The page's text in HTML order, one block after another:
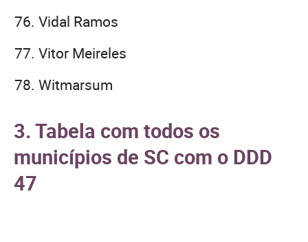
Vidal Ramos
Vitor Meireles
Witmarsum
3. Tabela com todos os
municípios de SC com o DDD
47